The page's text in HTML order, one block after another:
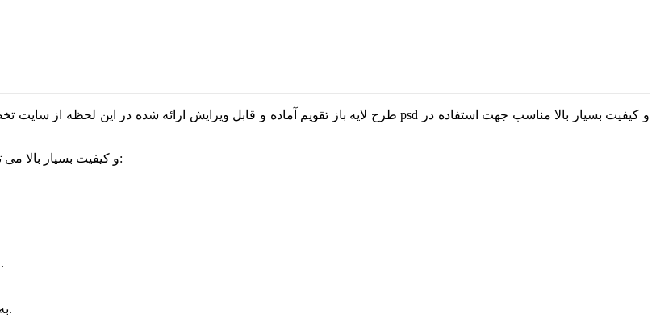
۹۶ با فرمت psd و کیفیت بسیار بالا می توان به موارد زیر اشاره کرد:
طرح تقویم لایه باز ۹۶ در سایز ۱۲ در ۱۰ سانتیمتر طراحی و ارائه شده است.
این طرح تقویم لایه باز ۹۶ شامل ۱۲ فایل با فرمت psd به تفکیک ماه می باشد.